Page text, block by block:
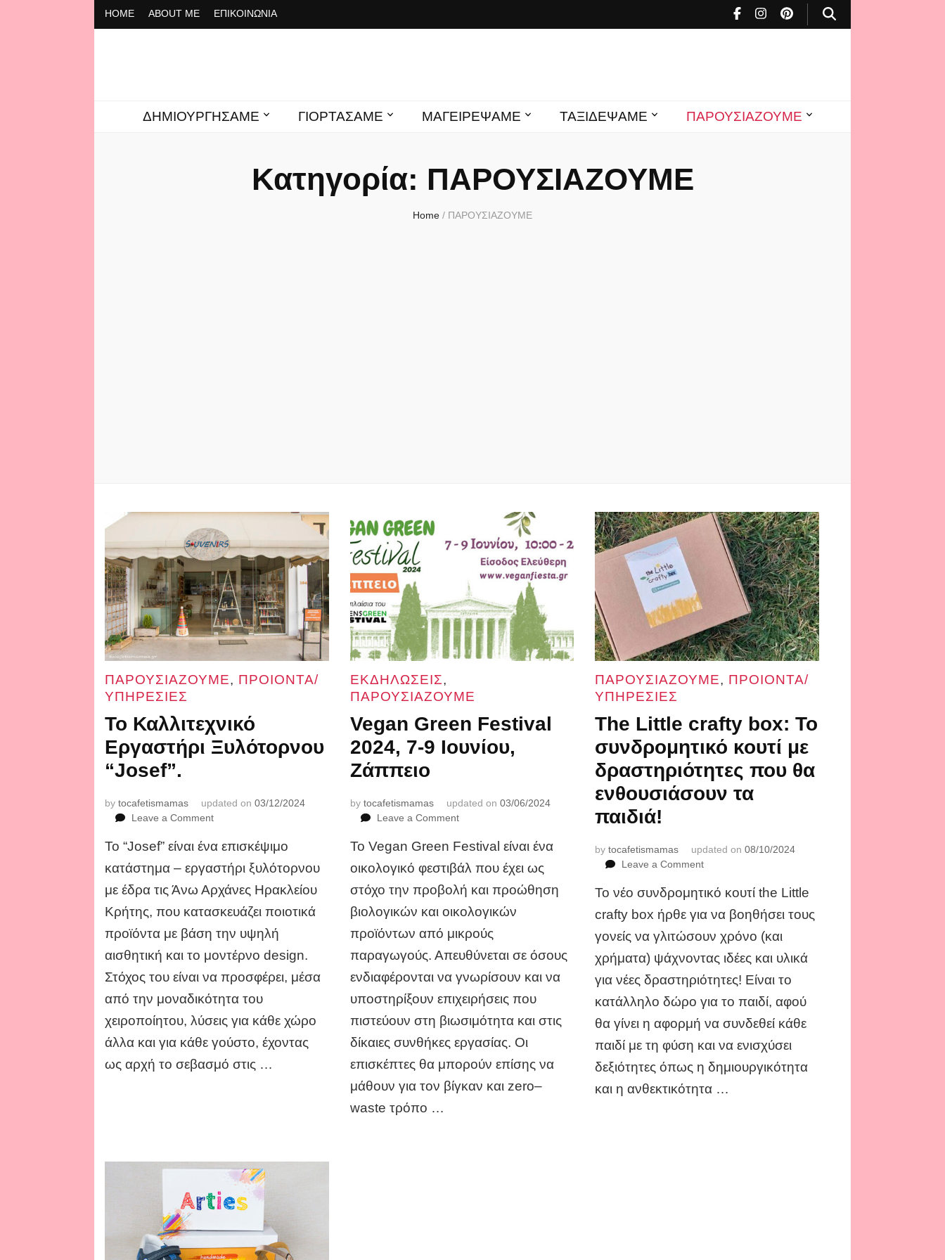
ΗΟΜΕ ABOUT ME ΕΠΙΚΟΙΝΩΝΙΑ
ΔΗΜΙΟΥΡΓΗΣΑΜΕ ΓΙΟΡΤΑΣΑΜΕ ΜΑΓΕΙΡΕΨΑΜΕ ΤΑΞΙΔΕΨΑΜΕ ΠΑΡΟΥΣΙΑΖΟΥΜΕ
Κατηγορία: ΠΑΡΟΥΣΙΑΖΟΥΜΕ
Home / ΠΑΡΟΥΣΙΑΖΟΥΜΕ
ΠΑΡΟΥΣΙΑΖΟΥΜΕ, ΠΡΟΙΟΝΤΑ/
ΥΠΗΡΕΣΙΕΣ
Το Καλλιτεχνικό
Εργαστήρι Ξυλότορνου
“Josef”.
bytocafetismamas updated on03/12/2024
Leave a Commenton
Καλλιτεχνικό
Εργαστήρι
Ξυλότορνου
“Josef”.
Το “Josef” είναι ένα επισκέψιμο
κατάστημα – εργαστήρι ξυλότορνου
με έδρα τις Άνω Αρχάνες Ηρακλείου
Κρήτης, που κατασκευάζει ποιοτικά
προϊόντα με βάση την υψηλή
αισθητική και το μοντέρνο design.
Στόχος του είναι να προσφέρει, μέσα
από την μοναδικότητα του
χειροποίητου, λύσεις για κάθε χώρο
άλλα και για κάθε γούστο, έχοντας
ως αρχή το σεβασμό στις …
ΕΚΔΗΛΩΣΕΙΣ,
ΠΑΡΟΥΣΙΑΖΟΥΜΕ
Vegan Green Festival
2024, 7-9 Ιουνίου,
Ζάππειο
by tocafetismamas updated on 03/06/2024
Leave a Commenton
Green
Festival
2024,
7-
Ιουνίου,
Ζάππειο
Το Vegan Green Festival είναι ένα
οικολογικό φεστιβάλ που έχει ως
στόχο την προβολή και προώθηση
βιολογικών και οικολογικών
προϊόντων από μικρούς
παραγωγούς. Απευθύνεται σε όσους
ενδιαφέρονται να γνωρίσουν και να
υποστηρίξουν επιχειρήσεις που
πιστεύουν στη βιωσιμότητα και στις
δίκαιες συνθήκες εργασίας. Οι
επισκέπτες θα μπορούν επίσης να
μάθουν για τον βίγκαν και zero–
waste τρόπο …
ΠΑΡΟΥΣΙΑΖΟΥΜΕ, ΠΡΟΙΟΝΤΑ/
ΥΠΗΡΕΣΙΕΣ
The Little crafty box: Το
συνδρομητικό κουτί με
δραστηριότητες που θα
ενθουσιάσουν τα
παιδιά!
bytocafetismamas updated on08/10/2024
Leave a Commenton
Little
box:
Το
συνδρομητικό
κουτί
με
δραστηριότητες
που
θα
ενθουσιάσουν
παιδιά!
Το νέο συνδρομητικό κουτί the Little
crafty box ήρθε για να βοηθήσει τους
γονείς να γλιτώσουν χρόνο (και
χρήματα) ψάχνοντας ιδέες και υλικά
για νέες δραστηριότητες! Είναι το
κατάλληλο δώρο για το παιδί, αφού
θα γίνει η αφορμή να συνδεθεί κάθε
παιδί με τη φύση και να ενισχύσει
δεξιότητες όπως η δημιουργικότητα
και η ανθεκτικότητα …